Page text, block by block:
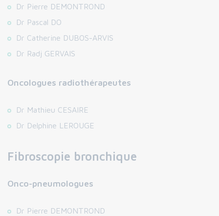
Dr Pierre DEMONTROND
Dr Pascal DO
Dr Catherine DUBOS-ARVIS
Dr Radj GERVAIS
Oncologues radiothérapeutes
Dr Mathieu CESAIRE
Dr Delphine LEROUGE
Fibroscopie bronchique
Onco-pneumologues
Dr Pierre DEMONTROND